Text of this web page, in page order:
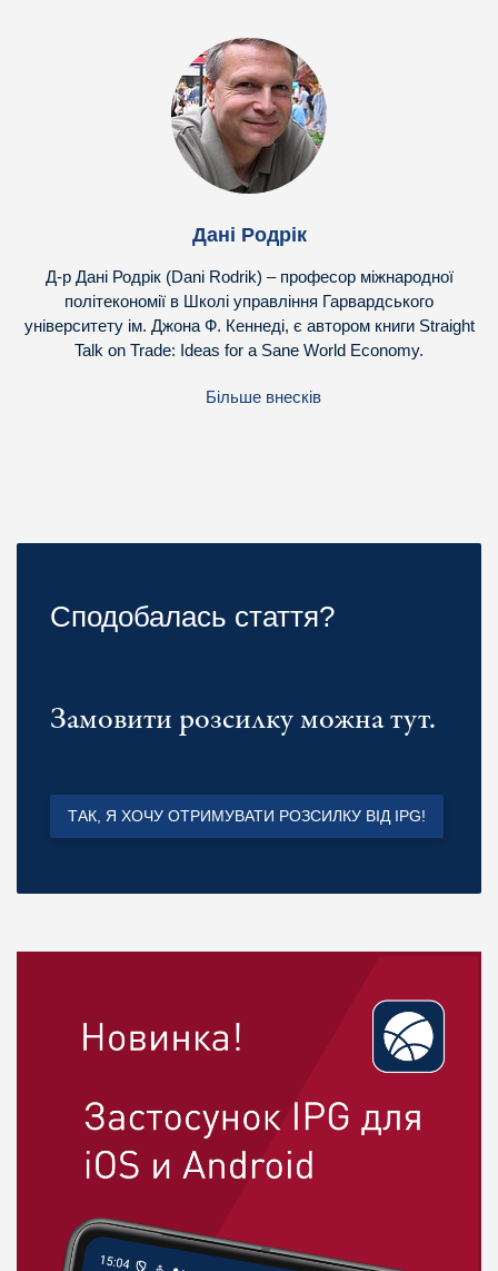
Дані Родрік
Д-р Дані Родрік (Dani Rodrik) – професор міжнародної
політекономії в Школі управління Гарвардського
університету ім. Джона Ф. Кеннеді, є автором книги Straight
Talk on Trade: Ideas for a Sane World Economy.
Більше внесків
Сподобалась стаття?
Замовити розсилку можна тут.
ТАК, Я ХОЧУ ОТРИМУВАТИ РОЗСИЛКУ ВІД IPG!